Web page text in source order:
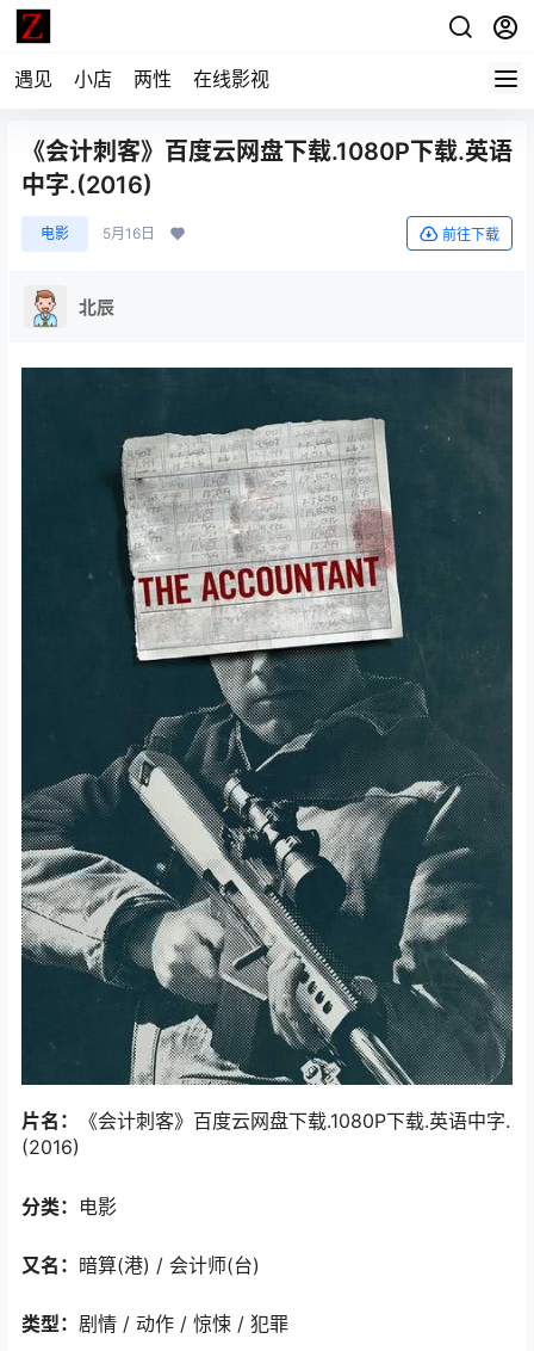
遇见 小店 两性 在线影视
《会计刺客》百度云网盘下载.1080P下载.英语
中字.(2016)
电影 5月16日 前往下载
北辰
片名：
《会计刺客》百度云网盘下载.1080P下载.英语中字.
(2016)
分类： 电影
又名： 暗算(港) / 会计师(台)
类型： 剧情 / 动作 / 惊悚 / 犯罪